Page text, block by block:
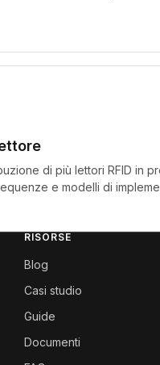
di più lettori RFID in
e modelli di
RISORSE
Blog
Casi studio
Guide
Documenti